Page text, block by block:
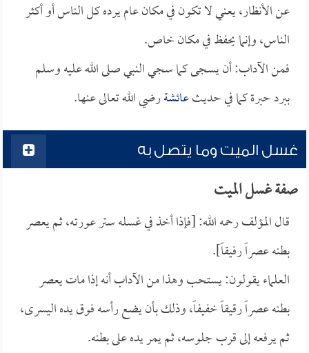
عن الأنظار، يعني لا تكون في مكان عام يرده كل الناس أو أكثر
الناس، وإنما يحفظ في مكان خاص.
فمن الآداب: أن يسجى كما سجي النبي صلى الله عليه وسلم
ببرد حبرة كما في حديثعائشةرضي الله تعالى عنها.
غسل الميت وما يتصل به
صفة غسل الميت
قال المؤلف رحمه الله: [فإذا أخذ في غسله ستر عورته، ثم يعصر
بطنه عصراً رفيقاً].
العلماء يقولون: يستحب وهذا من الآداب أنه إذا مات يعصر
بطنه عصراً رقيقاً خفيفاً، وذلك بأن يضع رأسه فوق يده اليسرى،
ثم يرفعه إلى قرب جلوسه، ثم يمر يده على بطنه.